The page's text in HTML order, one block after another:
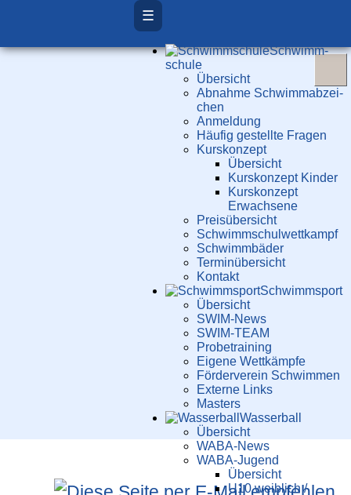
☰
Schwimm­
schule
Übersicht
Ab­nah­me Schwimm­ab­zei­
chen
Anmeldung
Häufig gestellte Fragen
Kurs­konzept
Übersicht
Kurskonzept Kinder
Kurskonzept
Erwachsene
Preis­über­sicht
Schwimm­schul­wett­kampf
Schwimm­bäder
Terminübersicht
Kontakt
Schwimm­sport
Übersicht
SWIM-News
SWIM-TEAM
Probe­training
Eigene Wettkämpfe
Förderverein Schwimmen
Externe Links
Masters
Wasser­ball
Übersicht
WABA-News
WABA-Jugend
Übersicht
U10 weiblich /